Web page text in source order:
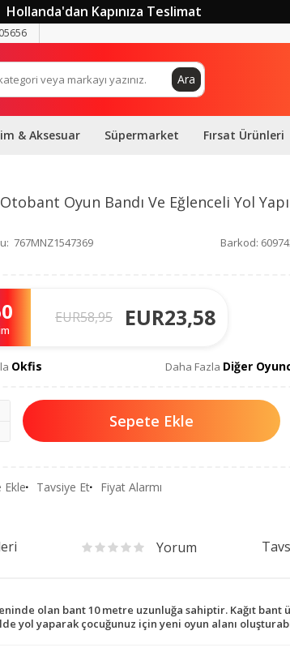
Hollanda'dan Kapınıza Teslimat
Ara
& Aksesuar Süpermarket Fırsat Ürünleri
Oyun Bandı Ve Eğlenceli Yol
767MNZ1547369 Barkod:
EUR58,95 EUR23,58
Okfis Daha Fazla Diğer
Sepete Ekle
Ekle Tavsiye Et Fiyat Alarmı
Yorum
olan bant 10 metre uzunluğa sahiptir. Kağıt bant
yol yaparak çocuğunuz için yeni oyun alanı